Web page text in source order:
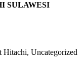
SULAWESI
Hitachi, Uncategorized